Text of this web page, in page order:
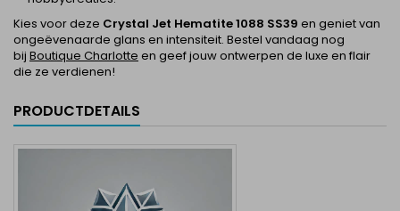
Kies voor deze Crystal Jet Hematite 1088 SS39 en geniet van
ongeëvenaarde glans en intensiteit. Bestel vandaag nog
bij Boutique Charlotte en geef jouw ontwerpen de luxe en flair
die ze verdienen!
PRODUCTDETAILS